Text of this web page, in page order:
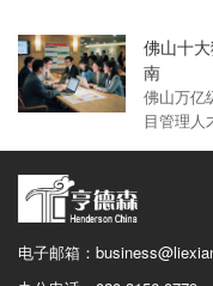
佛山十
南
佛山万亿
目管理人
电子邮箱：